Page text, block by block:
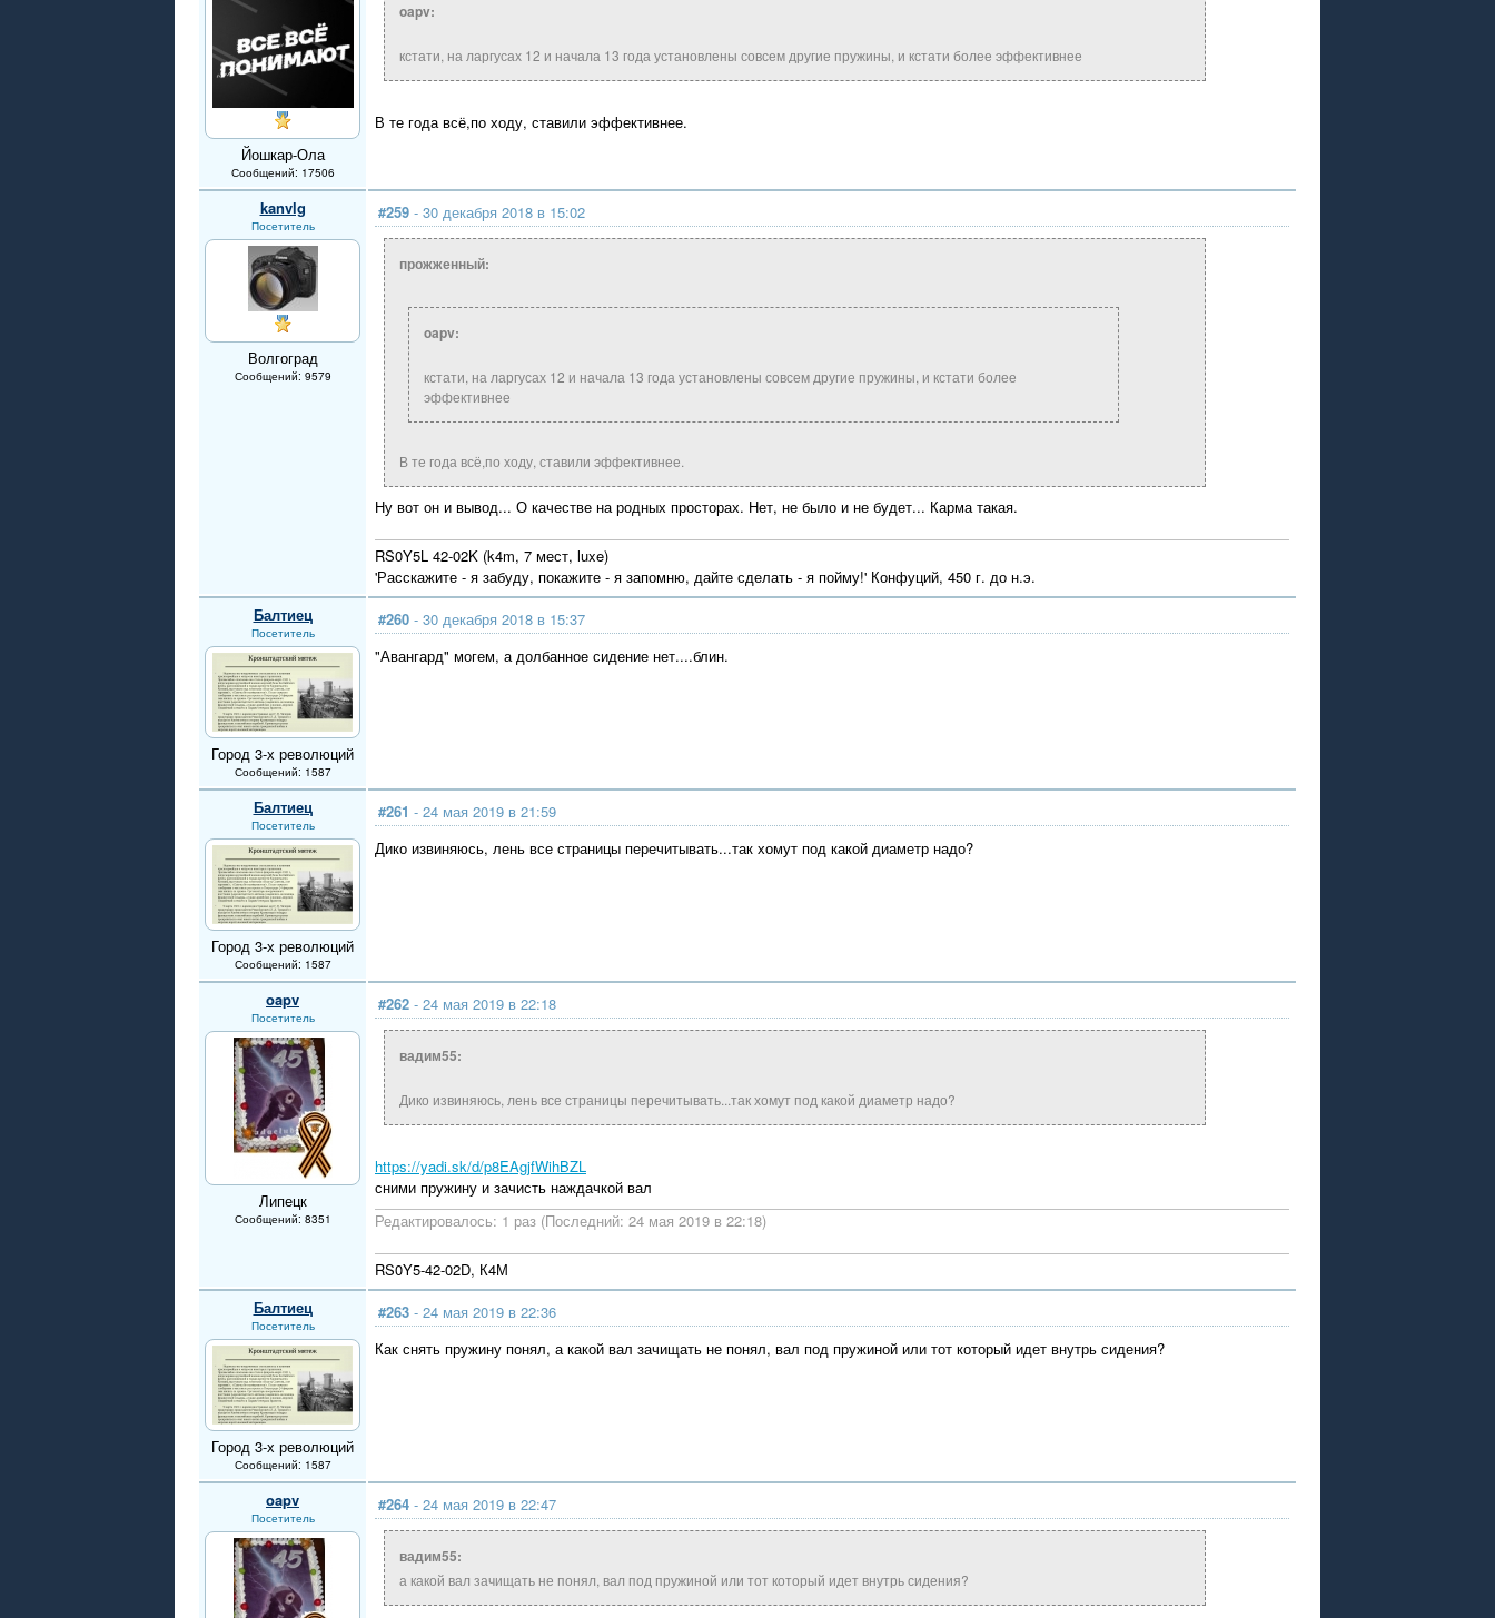
Йошкар-Ола
Сообщений: 17506
oapv:
кстати, на ларгусах 12 и начала 13 года установлены совсем другие пружины, и кстати более эффективнее
В те года всё,по ходу, ставили эффективнее.
kanvlg
Посетитель
Волгоград
Сообщений: 9579
#259 - 30 декабря 2018 в 15:02
прожженный:
oapv:
кстати, на ларгусах 12 и начала 13 года установлены совсем другие пружины, и кстати более
эффективнее
В те года всё,по ходу, ставили эффективнее.
Ну вот он и вывод... О качестве на родных просторах. Нет, не было и не будет... Карма такая.
RS0Y5L 42-02K (k4m, 7 мест, luxe)
'Расскажите - я забуду, покажите - я запомню, дайте сделать - я пойму!' Конфуций, 450 г. до н.э.
Балтиец
Посетитель
Город 3-х революций
Сообщений: 1587
#260 - 30 декабря 2018 в 15:37
"Авангард" могем, а долбанное сидение нет....блин.
Балтиец
Посетитель
Город 3-х революций
Сообщений: 1587
#261 - 24 мая 2019 в 21:59
Дико извиняюсь, лень все страницы перечитывать...так хомут под какой диаметр надо?
oapv
Посетитель
Липецк
Сообщений: 8351
#262 - 24 мая 2019 в 22:18
вадим55:
Дико извиняюсь, лень все страницы перечитывать...так хомут под какой диаметр надо?
https://yadi.sk/d/p8EAgjfWihBZL
сними пружину и зачисть наждачкой вал
Редактировалось: 1 раз (Последний: 24 мая 2019 в 22:18)
RS0Y5-42-02D, К4М
Балтиец
Посетитель
Город 3-х революций
Сообщений: 1587
#263 - 24 мая 2019 в 22:36
Как снять пружину понял, а какой вал зачищать не понял, вал под пружиной или тот который идет внутрь сидения?
oapv
Посетитель
#264 - 24 мая 2019 в 22:47
вадим55:
а какой вал зачищать не понял, вал под пружиной или тот который идет внутрь сидения?